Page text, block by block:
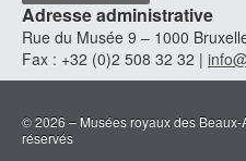
Adresse administrative
Rue du Musée 9 – 1000
Fax : +32 (0)2 508 32 32 |
© 2026 – Musées royaux des
réservés